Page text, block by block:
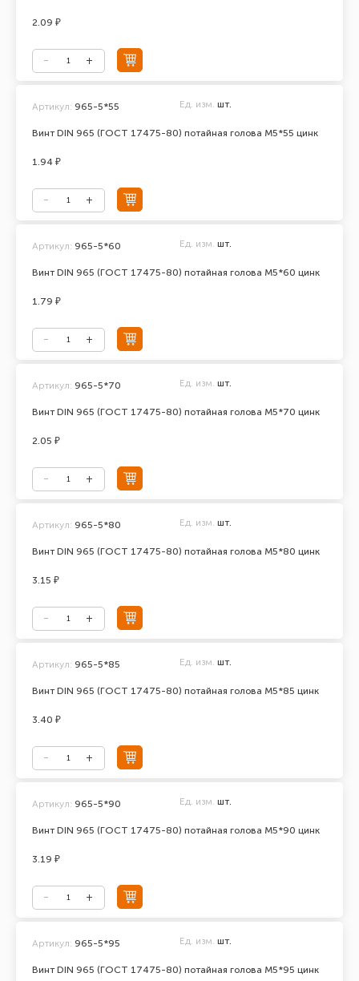
2.09 ₽
Винт DIN 965 (ГОСТ 17475-80) потайная голова М5*55 цинк
Артикул: 965-5*55 Ед. изм. шт.
1.94 ₽
Винт DIN 965 (ГОСТ 17475-80) потайная голова М5*60 цинк
Артикул: 965-5*60 Ед. изм. шт.
1.79 ₽
Винт DIN 965 (ГОСТ 17475-80) потайная голова М5*70 цинк
Артикул: 965-5*70 Ед. изм. шт.
2.05 ₽
Винт DIN 965 (ГОСТ 17475-80) потайная голова М5*80 цинк
Артикул: 965-5*80 Ед. изм. шт.
3.15 ₽
Винт DIN 965 (ГОСТ 17475-80) потайная голова М5*85 цинк
Артикул: 965-5*85 Ед. изм. шт.
3.40 ₽
Винт DIN 965 (ГОСТ 17475-80) потайная голова М5*90 цинк
Артикул: 965-5*90 Ед. изм. шт.
3.19 ₽
Винт DIN 965 (ГОСТ 17475-80) потайная голова М5*95 цинк
Артикул: 965-5*95 Ед. изм. шт.